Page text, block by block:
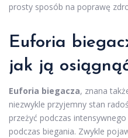
prosty sposób na poprawę
Euforia
jak ją
Euforia biegacza, znana
niezwykle przyjemny stan
przeżyć podczas
podczas biegania. Zwykle